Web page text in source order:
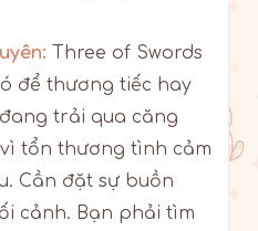
Three of Swords
để thương tiếc hay
trải qua căng
tổn thương tình cảm
Cần đặt sự buồn
cảnh. Bạn phải tìm